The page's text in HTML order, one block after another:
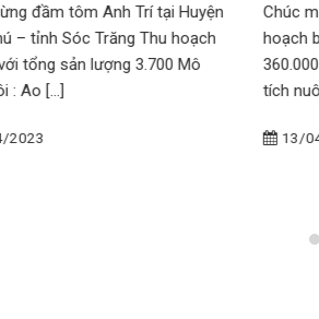
Chúc mừng đầm tôm Chị Nhi Thu
hoạch bội thu với tổng sản lượng
360.000 con Mô hình nuôi : Ao đất Diện
tích nuôi: 3.000m² Số ngày thả: 100 [...]